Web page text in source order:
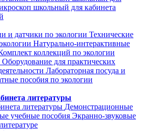
школьный для кабинета
и датчики по экологии Технические
Натурально-интерактивные
коллекций по экологии
Оборудование для практических
Лабораторная посуда и
пособия по экологии
литературы
литературы Демонстрационные
учебные пособия Экранно-звуковые